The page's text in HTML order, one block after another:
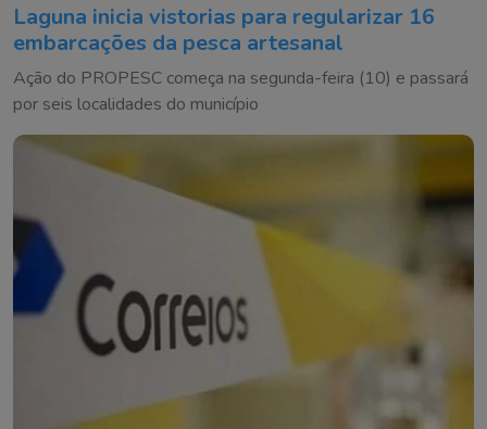
Laguna inicia vistorias para regularizar 16
embarcações da pesca artesanal
Ação do PROPESC começa na segunda-feira (10) e passará
por seis localidades do município